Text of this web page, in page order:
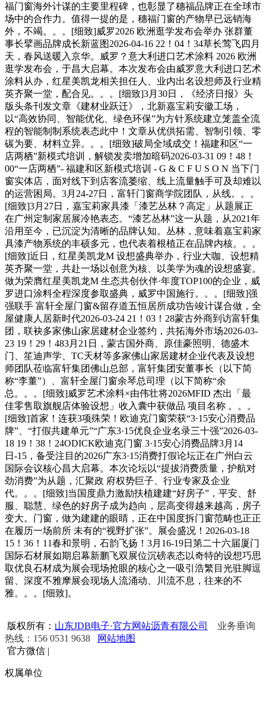
福门窗海外计谋的主要里程碑，也彰显了穗福品牌正在全球市
场中的合作力。值得一提的是，穗福门窗的产物早已远销海
外，不竭。。。[细致]威罗2026 欧洲逛学发布会举办 张群董
事长擘画品牌成长新蓝图2026-04-16 22！04！34草长莺飞四月
天，春风送暖入京华。威罗？意大利进口艺术涂料 2026 欧洲
逛学发布会，于昌大启幕。本次发布会由威罗意大利进口艺术
涂料从办，红星美凯龙相关担任人、业内出名设想师及行业精
英齐聚一堂，配合见。。。[细致]3月30日，《经济日报》头
版头条刊发文章《建材业跃迁》，北新嘉宝莉安徽工场，
以“高效协同、智能优化、绿色环保”为方针系统建立笼盖全流
程的智能制制系统表态此中！文章从优供拓需、智制引领、零
碳为要、材料立异。。。[细致]破局全域成交！福建和区“一
店两栖”新模式培训，解锁发卖增加暗码2026-03-31 09！48！
00“一店两栖”- 福建和区新模式培训 - G & C F U S O N 当下门
窗实体店，面对线下到店客流萎缩、线上流量触手可及却难以
的运营困局。3月24-27日，富轩门窗商学院团队，从线。。。
[细致]3月27日，嘉宝莉家具漆「漆艺丛林？高定」从题展正
在广州定制家居展冷艳表态。“漆艺丛林”这一从题，从2021年
沿用至今，已沉淀为清晰的品牌认知。丛林，意味着嘉宝莉家
具漆产物系统的丰硕多元，也代表着根植正在品牌内核。。。
[细致]近日，红星美凯龙M 设想盛典举办，行业大咖、设想精
英齐聚一堂，共赴一场以创意为核、以美学为魂的设想盛宴。
做为荣膺红星美凯龙M 生态共创伙伴·年度TOP100的企业，威
罗进口涂料全程深度参取盛典，威罗中国施行。。。[细致]强
强联手 富轩全屋门窗&留存道五恒居所成功告竣计谋合做，全
屋健康人居新时代2026-03-24 21！03！28蒙古外商到访富轩集
团，联袂多家佛山家居建材企业签约，共拓海外市场2026-03-
23 19！29！483月21日，蒙古国外商、原佳豪照明、德盛木
门、笙迪声学、TC天材等多家佛山家居建材企业代表及设想
师团队莅临富轩集团佛山总部，富轩集团安董事长（以下简
称“李董”）、富轩全屋门窗余琴总司理（以下简称“余
总。。。[细致]威罗艺术涂料×由伟壮将2026MFID 杰出「最
佳零售取旗舰店体验设想」收入囊中获做品 项目名称 。。。
[细致]首家！连获3项殊荣！欧迪克门窗荣获“3·15安心消费品
牌”、“打假共建单元”“广东3·15优良企业名录三十强”2026-03-
18 19！38！24ODICK欧迪克门窗 3·15安心消费品牌3月14
日-15，备受注目的2026广东3·15消费打假论坛正在广州白云
国际会议核心昌大启幕。本次论坛以“提拔消费质量，护航对
劲消费”为从题，汇聚政 府权势巨子、行业专家及企业
代。。。[细致]当国度鼎力激励扶植建建“好房子”，平安、舒
服、聪慧、绿色的好房子成为趋向，层高变得越来越高，房子
变大。门窗，做为建建的眼睛，正在中国度拆门窗范畴也正正
在履历一场前所 未有的“视野扩张”。展会盛况！2026-03-18
15！36！11春和景明，石韵飞扬！3月16-19日第二十六届厦门
国际石材展如期启幕新鹏飞双展位沉磅表态以奇特的设想巧思
取优良石材成为展会现场抢眼的核心之一吸引浩繁目光驻脚逗
留、深度不雅摩展会现场人流涌动、川流不息，往来的不
雅。。。[细致]。
版权所有： 山东JDB电子·官方网站沥青有限公司
业务垂询
热线：156 0531 9638
网站地图
官方微信 |
权属单位